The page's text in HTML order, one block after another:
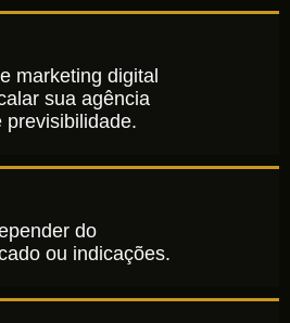
marketing digital
sua agência
previsibilidade.
do
ou indicações.